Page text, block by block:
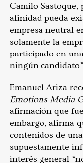
Camilo Sastoque,
afinidad pueda
empresa neutral
solamente la
participado en
ningún
Emanuel Ariza
Emotions Media
afirmación que
embargo, afirma
contenidos de
supuestamente
interés general